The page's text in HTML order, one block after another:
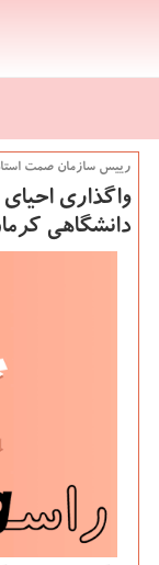
رییس سازمان صمت
دانشگاهی